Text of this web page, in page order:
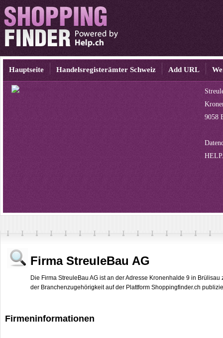
Hauptseite Handelsregisterämter Schweiz Add URL
9058
Firma StreuleBau AG
Die Firma StreuleBau AG ist an der Adresse Kronenhalde 9 in
der Branchenzugehörigkeit auf der Plattform Shoppingfinder.ch
Firmeninformationen